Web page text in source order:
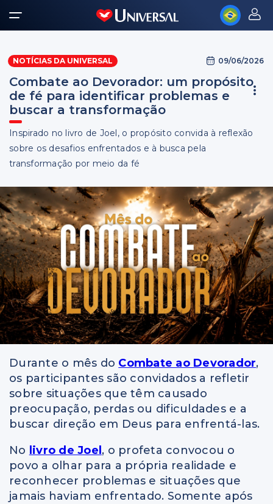
NOTÍCIAS DA UNIVERSAL 09/06/2026
Combate ao Devorador: um propósito
de fé para identificar problemas e
buscar a transformação
Inspirado no livro de Joel, o propósito convida à reflexão
sobre os desafios enfrentados e à busca pela
transformação por meio da fé
Durante o mês do Combate ao Devorador,
os participantes são convidados a refletir
sobre situações que têm causado
preocupação, perdas ou dificuldades e a
buscar direção em Deus para enfrentá-las.
No livro de Joel , o profeta convocou o
povo a olhar para a própria realidade e
reconhecer problemas e situações que
jamais haviam enfrentado. Somente após